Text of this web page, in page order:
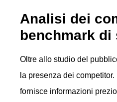
Analisi dei
benchmark di
Oltre allo studio del
la presenza dei
fornisce informazioni